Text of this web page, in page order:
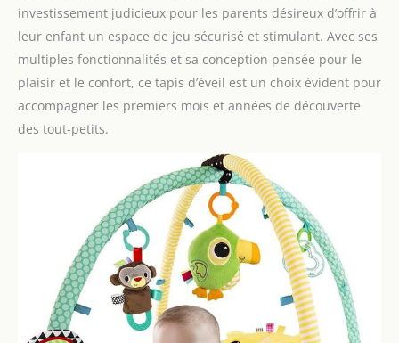
investissement judicieux pour les parents désireux d’offrir à
leur enfant un espace de jeu sécurisé et stimulant. Avec ses
multiples fonctionnalités et sa conception pensée pour le
plaisir et le confort, ce tapis d’éveil est un choix évident pour
accompagner les premiers mois et années de découverte
des tout-petits.